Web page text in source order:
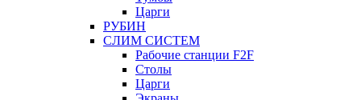
Царги
РУБИН
СЛИМ СИСТЕМ
Рабочие станции F2F
Столы
Царги